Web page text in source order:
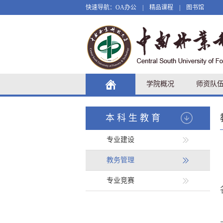
快速导航： OA办公 精品课程 图书馆
学院概况 师资队
本科生教育
专业建设
教务管理
专业竞赛